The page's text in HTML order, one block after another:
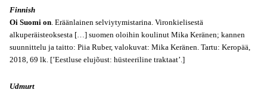
Finnish
Oi Suomi on. Eräänlainen selviytymistarina. Vironkielisestä
alkuperäisteoksesta […] suomen oloihin koulinut Mika Keränen; kannen
suunnittelu ja taitto: Piia Ruber, valokuvat: Mika Keränen. Tartu: Keropää,
2018, 69 lk. [’Eestluse elujõust: hüsteeriline traktaat’.]
Udmurt